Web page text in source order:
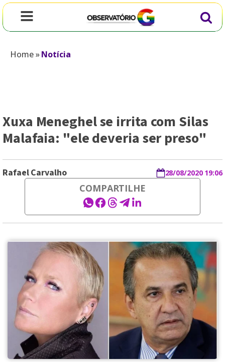
Home»Notícia
Xuxa Meneghel se irrita com Silas
Malafaia: "ele deveria ser preso"
Rafael Carvalho 28/08/2020 19:06
COMPARTILHE